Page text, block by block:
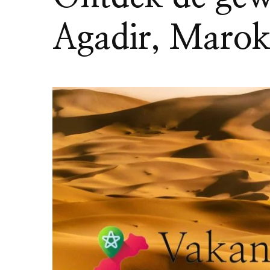
Agadir,